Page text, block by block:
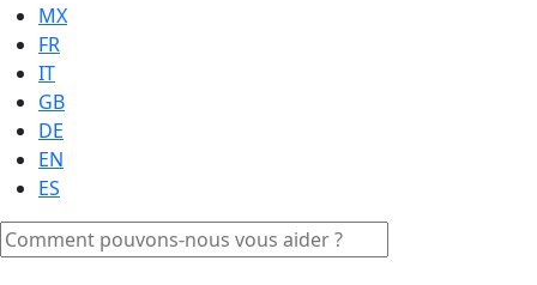
MX
FR
IT
GB
DE
EN
ES